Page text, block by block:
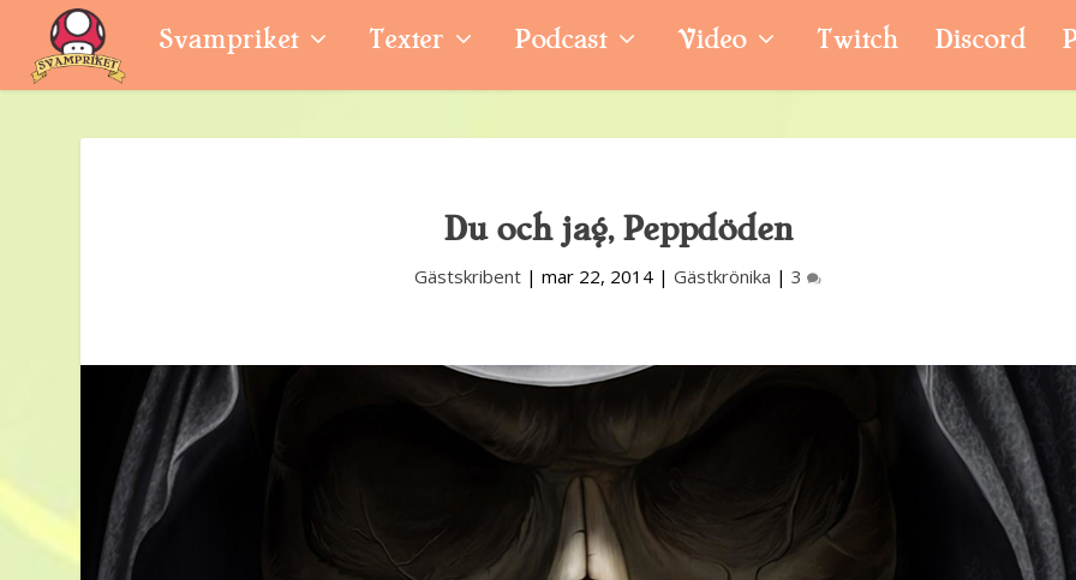
Svampriket Texter Podcast Video Twitch Discord
Du och jag, Peppdöden
Gästskribent |mar 22, 2014 |Gästkrönika |3